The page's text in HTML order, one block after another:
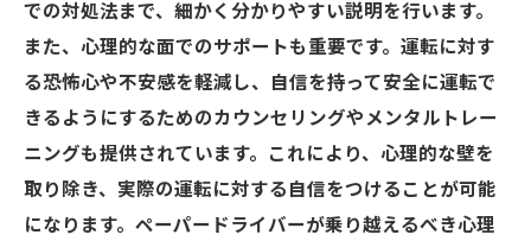
での対処法まで、細かく分かりやすい説明を行います。
また、心理的な面でのサポートも重要です。運転に対す
る恐怖心や不安感を軽減し、自信を持って安全に運転で
きるようにするためのカウンセリングやメンタルトレー
ニングも提供されています。これにより、心理的な壁を
取り除き、実際の運転に対する自信をつけることが可能
になります。ペーパードライバーが乗り越えるべき心理